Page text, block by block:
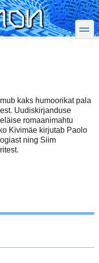
toggle
kaks humoorikat pala
Uudiskirjanduse
romaanimahtu
Kivimäe kirjutab Paolo
ning Siim